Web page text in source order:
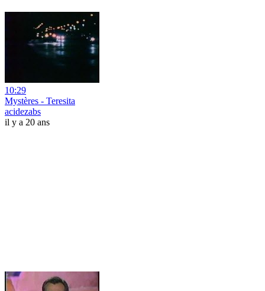
10:29
Mystères - Teresita
acidezabs
il y a 20 ans